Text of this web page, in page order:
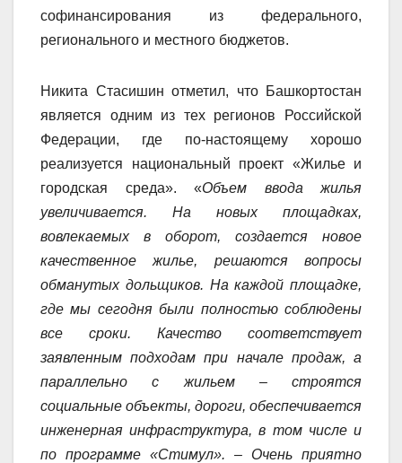
софинансирования из федерального,
регионального и местного бюджетов.
Никита Стасишин отметил, что Башкортостан
является одним из тех регионов Российской
Федерации, где по-настоящему хорошо
реализуется национальный проект «Жилье и
городская среда». «Объем ввода жилья
увеличивается. На новых площадках,
вовлекаемых в оборот, создается новое
качественное жилье, решаются вопросы
обманутых дольщиков. На каждой площадке,
где мы сегодня были полностью соблюдены
все сроки. Качество соответствует
заявленным подходам при начале продаж, а
параллельно с жильем – строятся
социальные объекты, дороги, обеспечивается
инженерная инфраструктура, в том числе и
по программе «Стимул». – Очень приятно